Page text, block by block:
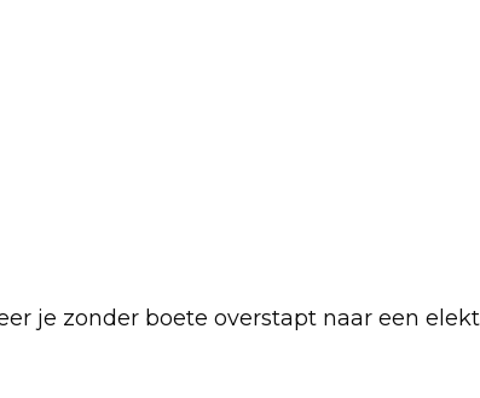
je zonder boete overstapt naar een